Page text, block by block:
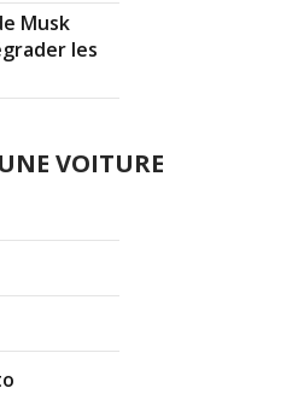
Musk
les
VOITURE